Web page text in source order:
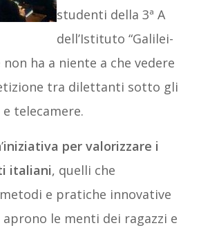
studenti della 3ª A
dell’Istituto “Galilei-
non ha a niente a che vedere
tra dilettanti sotto gli
telecamere.
iniziativa per valorizzare i
italiani, quelli che
e pratiche innovative
le menti dei ragazzi e